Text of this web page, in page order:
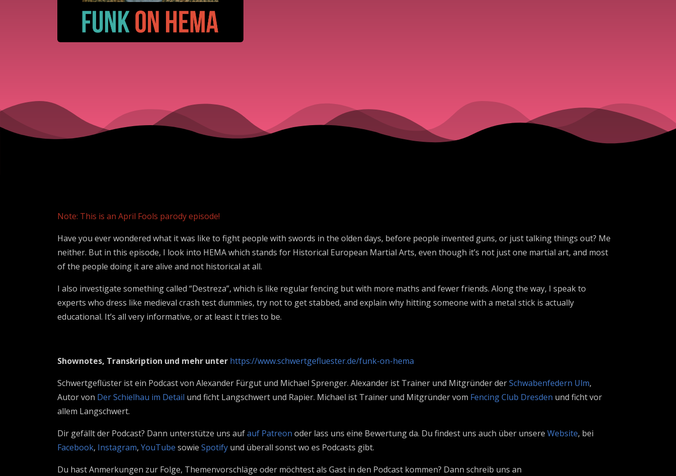
Note: This is an April Fools parody episode!
Have you ever wondered what it was like to fight people with swords in the olden days, before people invented guns, or just talking things out? Me
neither. But in this episode, I look into HEMA which stands for Historical European Martial Arts, even though it’s not just one martial art, and most
of the people doing it are alive and not historical at all.
I also investigate something called “Destreza”, which is like regular fencing but with more maths and fewer friends. Along the way, I speak to
experts who dress like medieval crash test dummies, try not to get stabbed, and explain why hitting someone with a metal stick is actually
educational. It’s all very informative, or at least it tries to be.
Shownotes, Transkription und mehr unter https://www.schwertgefluester.de/funk-on-hema
Schwertgeflüster ist ein Podcast von Alexander Fürgut und Michael Sprenger. Alexander ist Trainer und Mitgründer derSchwabenfedern Ulm,
Autor von Der Schielhau im Detail und ficht Langschwert und Rapier. Michael ist Trainer und Mitgründer vom Fencing Club Dresden und ficht vor
allem Langschwert.
Dir gefällt der Podcast? Dann unterstütze uns aufauf Patreon oder lass uns eine Bewertung da. Du findest uns auch über unsere Website, bei
Facebook, Instagram, YouTube sowie Spotify und überall sonst wo es Podcasts gibt.
Du hast Anmerkungen zur Folge, Themenvorschläge oder möchtest als Gast in den Podcast kommen? Dann schreib uns an